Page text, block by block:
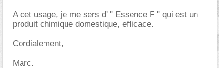
A cet usage, je me sers d' " Essence F " qui est un
produit chimique domestique, efficace.
Cordialement,
Marc.